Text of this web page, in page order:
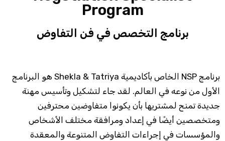
Program
برنامج التخصص في فن التفاوض
برنامج NSP الخاص بأكاديمية Shekla & Tatriya هو البرنامج
الأول من نوعه في العالم. لقد جاء لتشكيل وتأسيس مهنة
جديدة تمنح لمشتريها بأن يكونوا متفاوضين محترفين
ومتخصصين أيضًا في إعداد ومرافقة مختلف الأشخاص
والمؤسسات في إجراءات التفاوض المتنوعة والمعقدة